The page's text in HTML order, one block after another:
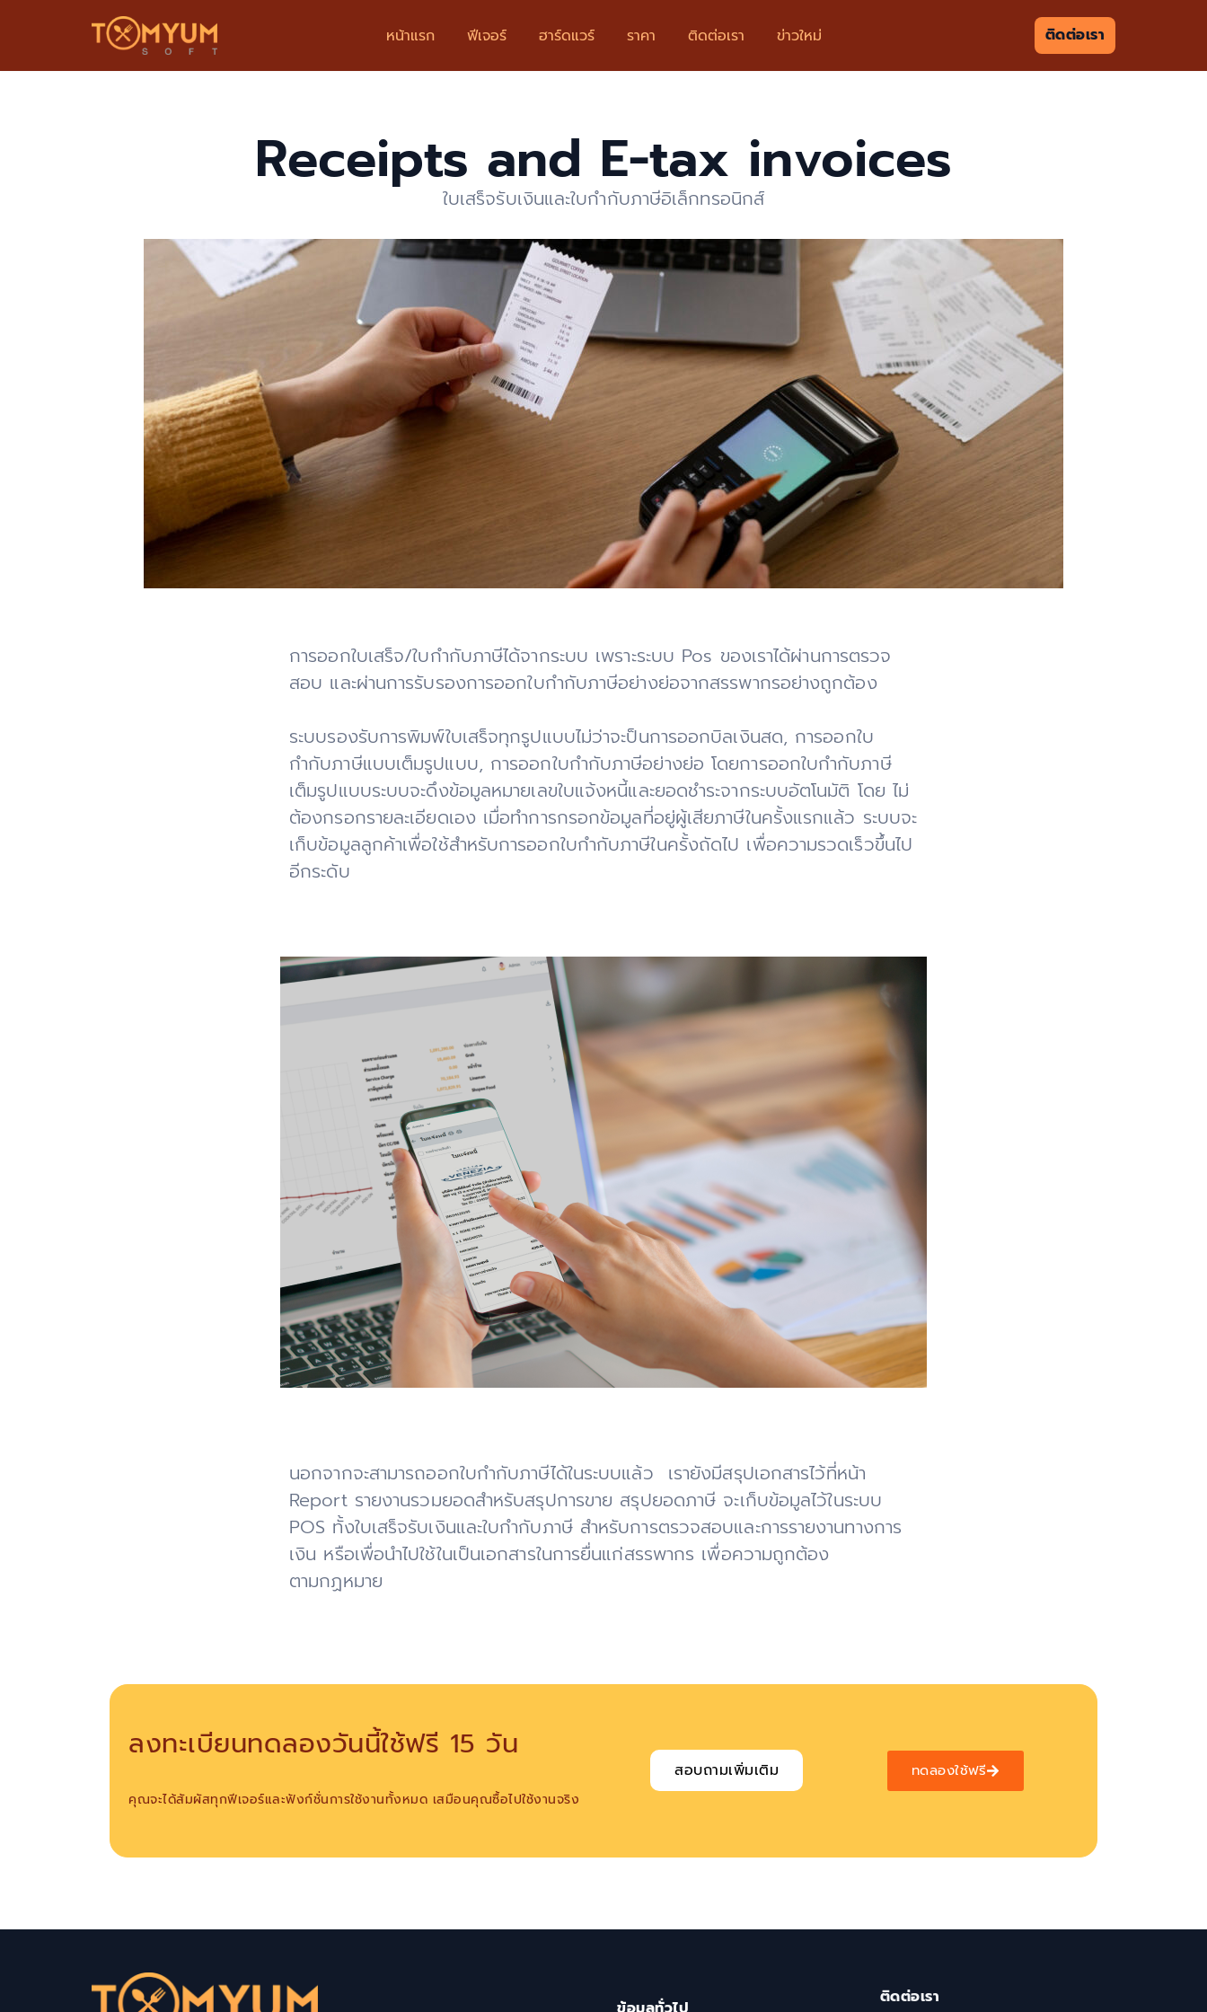
to
หน้าแรก ฟีเจอร์ ฮาร์ดแวร์ ราคา ติดต่อเรา ข่าวใหม่ ติดต่อเรา
Receipts and E-tax invoices
ใบเสร็จรับเงินและใบกำกับภาษีอิเล็กทรอนิกส์
การออกใบเสร็จ/ใบกำกับภาษีได้จากระบบ เพราะระบบ Pos ของเราได้ผ่านการตรวจ
สอบ และผ่านการรับรองการออกใบกำกับภาษีอย่างย่อจากสรรพากรอย่างถูกต้อง
ระบบรองรับการพิมพ์ใบเสร็จทุกรูปแบบไม่ว่าจะป็นการออกบิลเงินสด, การออกใบ
กำกับภาษีแบบเต็มรูปแบบ, การออกใบกำกับภาษีอย่างย่อ โดยการออกใบกำกับภาษี
เต็มรูปแบบระบบจะดึงข้อมูลหมายเลขใบแจ้งหนี้และยอดชำระจากระบบอัตโนมัติ โดย ไม่
ต้องกรอกรายละเอียดเอง เมื่อทำการกรอกข้อมูลที่อยู่ผู้เสียภาษีในครั้งแรกแล้ว ระบบจะ
เก็บข้อมูลลูกค้าเพื่อใช้สำหรับการออกใบกำกับภาษีในครั้งถัดไป เพื่อความรวดเร็วขึ้นไป
อีกระดับ
นอกจากจะสามารถออกใบกำกับภาษีได้ในระบบแล้ว เรายังมีสรุปเอกสารไว้ที่หน้า
Report รายงานรวมยอดสำหรับสรุปการขาย สรุปยอดภาษี จะเก็บข้อมูลไว้ในระบบ
POS ทั้งใบเสร็จรับเงินและใบกำกับภาษี สำหรับการตรวจสอบและการรายงานทางการ
เงิน หรือเพื่อนำไปใช้ในเป็นเอกสารในการยื่นแก่สรรพากร เพื่อความถูกต้อง
ตามกฏหมาย
ลงทะเบียนทดลองวันนี้ใช้ฟรี 15 วัน
คุณจะได้สัมผัสทุกฟีเจอร์และฟังก์ชั่นการใช้งานทั้งหมด เสมือนคุณซื้อไปใช้งานจริง
สอบถามเพิ่มเติม ทดลองใช้ฟรี
ติดต่อเรา